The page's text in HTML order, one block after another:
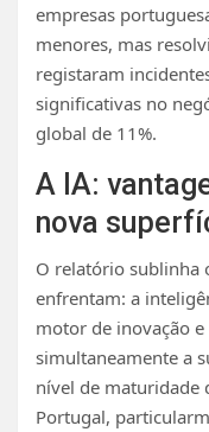
empresas
menores, mas
registaram
significativas no
global de 11%.
A IA:
nova
O relatório sublinha
enfrentam: a
motor de inovação
simultaneamente a
nível de maturidade
Portugal,